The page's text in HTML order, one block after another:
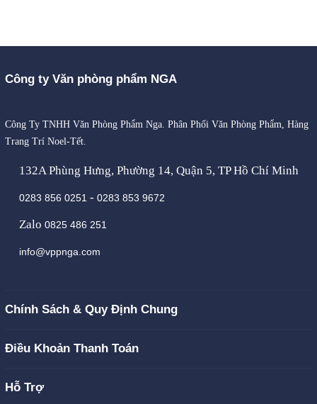
Công ty Văn phòng phẩm NGA
Công Ty TNHH Văn Phòng Phẩm Nga. Phân Phối Văn Phòng Phẩm, Hàng
Trang Trí Noel-Tết.
132A Phùng Hưng, Phường 14, Quận 5, TP Hồ Chí Minh
0283 856 0251 - 0283 853 9672
Zalo 0825 486 251
info@vppnga.com
Chính Sách & Quy Định Chung
Điều Khoản Thanh Toán
Hỗ Trợ